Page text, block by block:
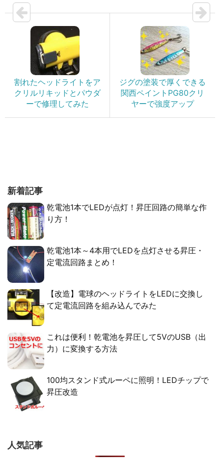
割れたヘッドライトをア
クリルリキッドとパウダ
ーで修理してみた
ジグの塗装で厚くできる
関西ペイントPG80クリ
ヤーで強度アップ
新着記事
乾電池1本でLEDが点灯！昇圧回路の簡単な作
り方！
乾電池1本～4本用でLEDを点灯させる昇圧・
定電流回路まとめ！
【改造】電球のヘッドライトをLEDに交換し
て定電流回路を組み込んでみた
これは便利！乾電池を昇圧して5VのUSB（出
力）に変換する方法
100均スタンド式ルーペに照明！LEDチップで
昇圧改造
人気記事